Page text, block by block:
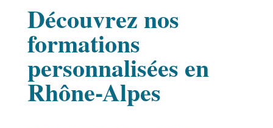
Découvrez nos
formations
personnalisées en
Rhône-Alpes